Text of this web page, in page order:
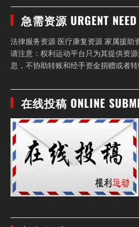
急需资源 URGENT NEED
法律服务资源 医疗康复资源 家属援助
请注意：权利运动平台只为其提供资
息，不协助转账和经手资金捐赠或者转
在线投稿 ONLINE